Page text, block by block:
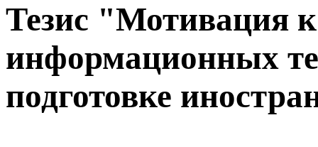
Тезис "Мотивация
информационных
подготовке